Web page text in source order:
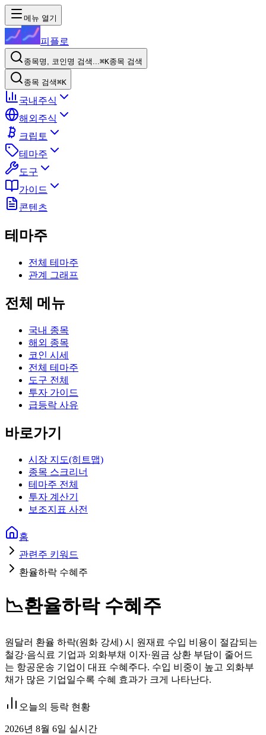
메뉴 열기
피플로
종목명, 코인명 검색...⌘K종목 검색
종목 검색⌘K
국내주식
해외주식
크립토
테마주
도구
가이드
콘텐츠
테마주
전체 테마주
관계 그래프
전체 메뉴
국내 종목
해외 종목
코인 시세
전체 테마주
도구 전체
투자 가이드
급등락 사유
바로가기
시장 지도(히트맵)
종목 스크리너
테마주 전체
투자 계산기
보조지표 사전
홈
관련주 키워드
환율하락 수혜주
📉환율하락 수혜주
원달러 환율 하락(원화 강세) 시 원재료 수입 비용이 절감되는
철강·음식료 기업과 외화부채 이자·원금 상환 부담이 줄어드
는 항공운송 기업이 대표 수혜주다. 수입 비중이 높고 외화부
채가 많은 기업일수록 수혜 효과가 크게 나타난다.
오늘의 등락 현황
2026년 8월 6일 실시간